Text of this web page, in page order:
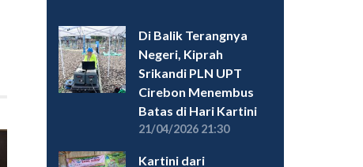
Di Balik Terangnya
Negeri, Kiprah
Srikandi PLN UPT
Cirebon Menembus
Batas di Hari Kartini
21/04/2026 21:30
Kartini dari